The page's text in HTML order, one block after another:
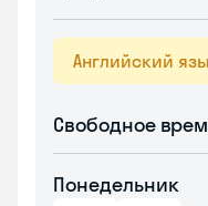
Английский
Свободное
Понедельник